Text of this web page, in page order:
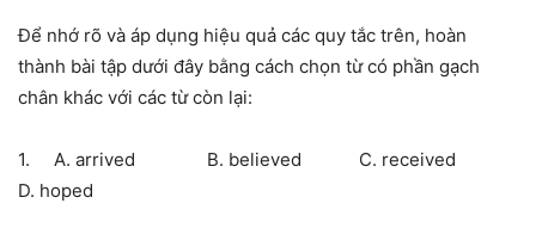
Để nhớ rõ và áp dụng hiệu quả các quy tắc trên, hoàn
thành bài tập dưới đây bằng cách chọn từ có phần gạch
chân khác với các từ còn lại:
1. A. arrived B. believed C. received
D. hoped